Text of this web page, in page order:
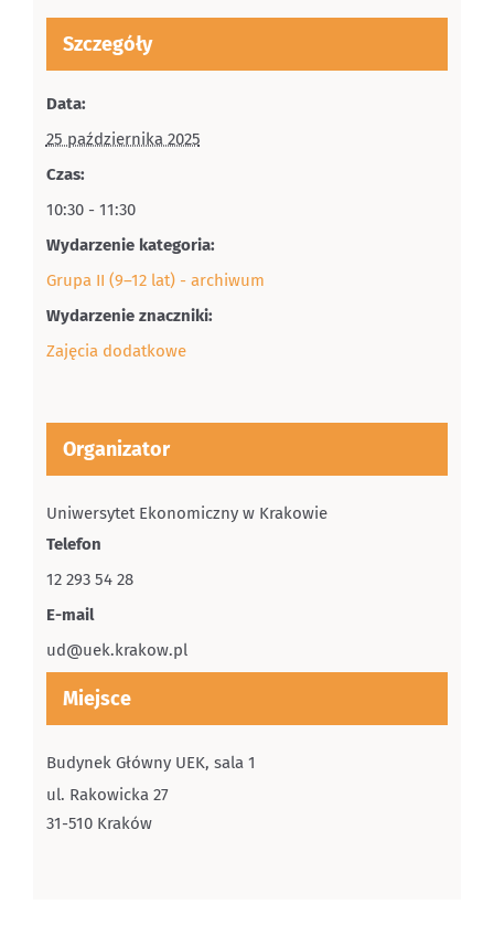
Szczegóły
Data:
25 października 2025
Czas:
10:30 - 11:30
Wydarzenie kategoria:
Grupa II (9–12 lat) - archiwum
Wydarzenie znaczniki:
Zajęcia dodatkowe
Miejsce
Budynek Główny UEK, sala 1
ul. Rakowicka 27
31-510 Kraków
Organizator
Uniwersytet Ekonomiczny w Krakowie
Telefon
12 293 54 28
E-mail
ud@uek.krakow.pl